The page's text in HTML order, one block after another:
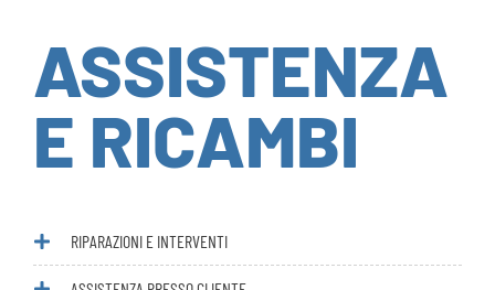
ASSISTENZA
E RICAMBI
ASSISTENZA PRESSO CLIENTE